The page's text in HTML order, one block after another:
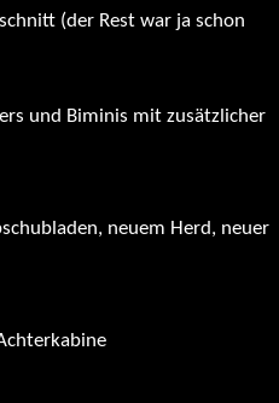
(der Rest war ja schon
und Biminis mit zusätzlicher
neuem Herd, neuer